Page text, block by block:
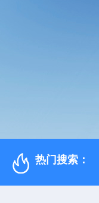
热门搜索：